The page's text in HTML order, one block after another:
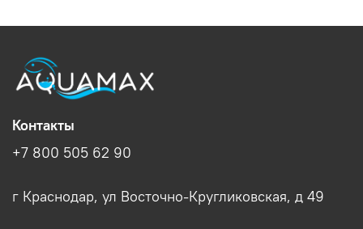
Контакты
+7 800 505 62 90
г Краснодар, ул Восточно-Кругликовская, д 49